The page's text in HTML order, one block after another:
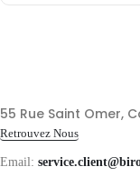
55 Rue Saint Omer,
Retrouvez Nous
Email: